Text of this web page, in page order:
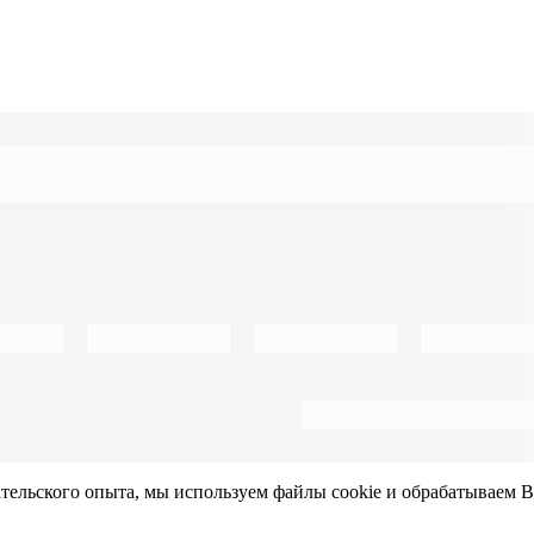
опыта, мы используем файлы cookie и